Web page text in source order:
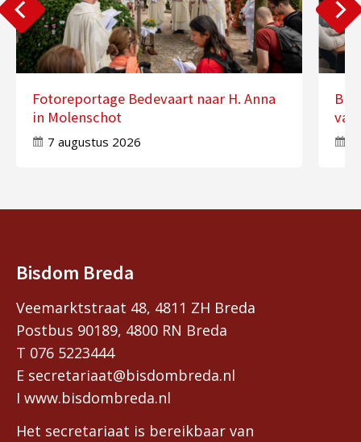
Fotoreportage Bedevaart naar H. Anna
in Molenschot
7 augustus 2026
van
Bisdom Breda
Veemarktstraat 48, 4811 ZH Breda
Postbus 90189, 4800 RN Breda
T 076 5223444
E secretariaat@bisdombreda.nl
I www.bisdombreda.nl
Het secretariaat is bereikbaar van